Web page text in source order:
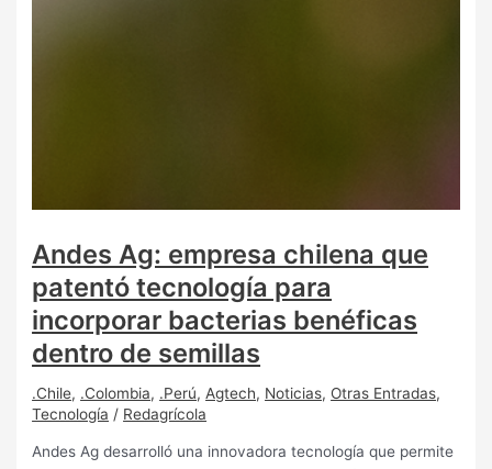
Andes Ag: empresa chilena que
patentó tecnología para
incorporar bacterias benéficas
dentro de semillas
.Chile, .Colombia, .Perú, Agtech, Noticias, Otras Entradas,
Tecnología / Redagrícola
Andes Ag desarrolló una innovadora tecnología que permite